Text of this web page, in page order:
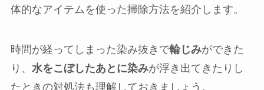
体的なアイテムを使った掃除方法を紹介します。
時間が経ってしまった染み抜きで輪じみができた
り、 水をこぼしたあとに染みが浮き出てきたりし
たときの対処法も理解しておきましょう。